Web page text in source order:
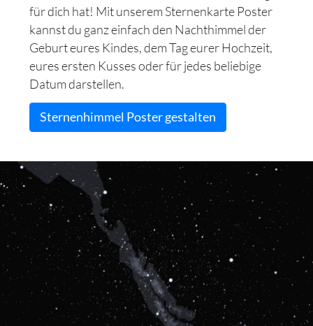
für dich hat! Mit unserem Sternenkarte Poster
kannst du ganz einfach den Nachthimmel der
Geburt eures Kindes, dem Tag eurer Hochzeit,
eures ersten Kusses oder für jedes beliebige
Datum darstellen.
Sternenhimmel Poster gestalten